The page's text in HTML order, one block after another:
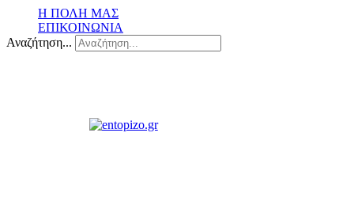
Η ΠΟΛΗ ΜΑΣ
ΕΠΙΚΟΙΝΩΝΙΑ
Αναζήτηση...